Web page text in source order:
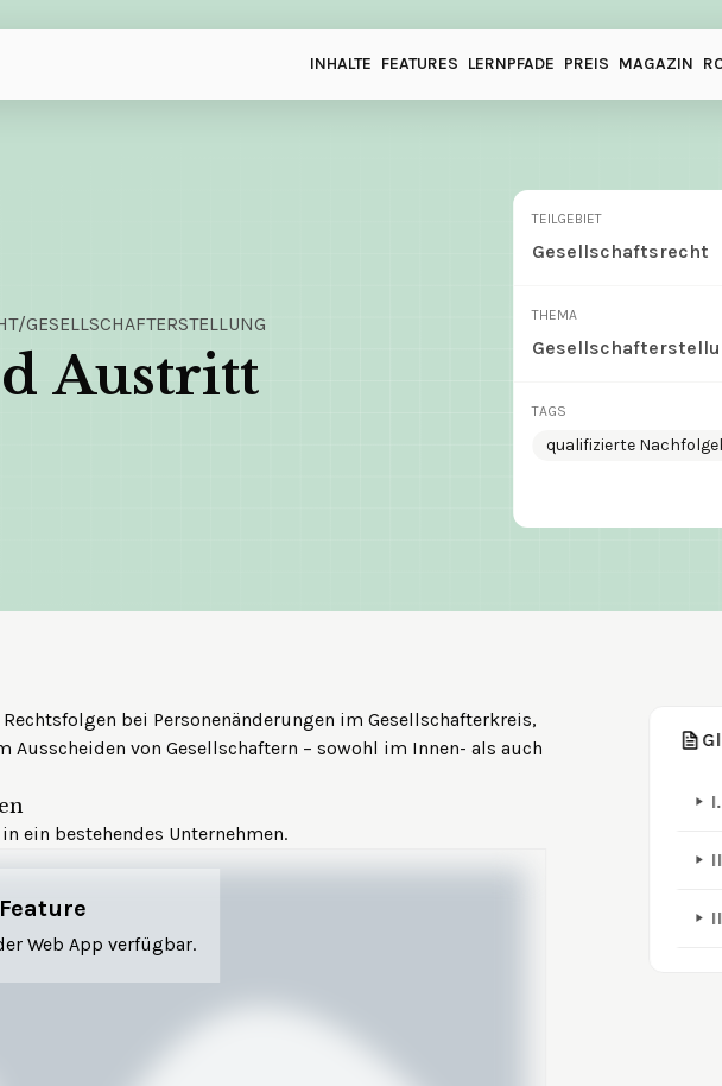
INHALTE FEATURES LERNPFADE PREIS MAGAZIN
/GESELLSCHAFTERSTELLUNG
Austritt
TEILGEBIET
Gesellschaftsrecht
THEMA
TAGS
qualifizierte
I.
bei Personenänderungen im Gesellschafterkreis,
Ausscheiden von Gesellschaftern – sowohl im Innen- als auch
ein bestehendes Unternehmen.
Web App verfügbar.